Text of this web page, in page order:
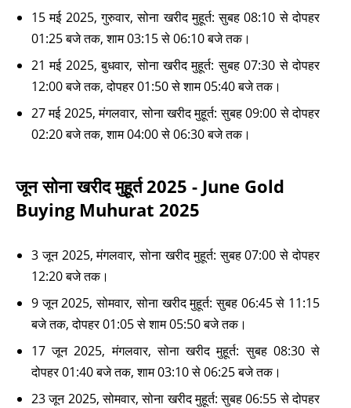
15 मई 2025, गुरुवार, सोना खरीद मुहूर्त: सुबह 08:10 से दोपहर
01:25 बजे तक, शाम 03:15 से 06:10 बजे तक।
21 मई 2025, बुधवार, सोना खरीद मुहूर्त: सुबह 07:30 से दोपहर
12:00 बजे तक, दोपहर 01:50 से शाम 05:40 बजे तक।
27 मई 2025, मंगलवार, सोना खरीद मुहूर्त: सुबह 09:00 से दोपहर
02:20 बजे तक, शाम 04:00 से 06:30 बजे तक।
जून सोना खरीद मुहूर्त 2025 - June Gold
Buying Muhurat 2025
3 जून 2025, मंगलवार, सोना खरीद मुहूर्त: सुबह 07:00 से दोपहर
12:20 बजे तक।
9 जून 2025, सोमवार, सोना खरीद मुहूर्त: सुबह 06:45 से 11:15
बजे तक, दोपहर 01:05 से शाम 05:50 बजे तक।
17 जून 2025, मंगलवार, सोना खरीद मुहूर्त: सुबह 08:30 से
दोपहर 01:40 बजे तक, शाम 03:10 से 06:25 बजे तक।
23 जून 2025, सोमवार, सोना खरीद मुहूर्त: सुबह 06:55 से दोपहर